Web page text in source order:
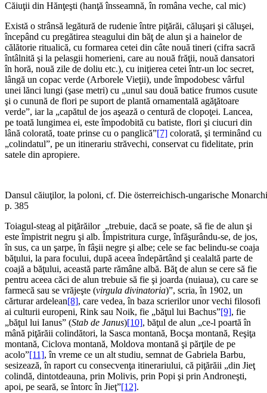
Căiuţii din Hănţeşti (hanţă însseamnă, în româna veche, cal mic)
Există o strânsă legătură de rudenie între piţărăi, căluşari şi căluşei,
începând cu pregătirea steagului din băţ de alun şi a hainelor de
călătorie ritualică, cu formarea cetei din câte nouă tineri (cifra sacră
întâlnită şi la pelasgii homerieni, care au nouă frăţii, nouă dansatori
în horă, nouă zile de doliu etc.), cu iniţierea cetei într-un loc secret,
lângă un copac verde (Arborele Vieţii), unde împodobesc vârful
unei lănci lungi (şase metri) cu „unul sau două batice frumos cusute
şi o cunună de flori pe suport de plantă ornamentală agăţătoare
verde”, iar la „capătul de jos aşează o centură de clopoţei. Lancea,
pe toată lungimea ei, este împodobită cu batiste, flori şi ciucuri din
lână colorată, toate prinse cu o panglică”[7] colorată, şi terminând cu
„colindatul”, pe un itinerariu străvechi, conservat cu fidelitate, prin
satele din apropiere.
Dansul căiuţilor, la poloni, cf. Die österreichisch-ungarische
p. 385
Toiagul-steag al piţărăilor „trebuie, dacă se poate, să fie de alun şi
este împistrit negru şi alb. Împistritura curge, înfăşurându-se, de jos,
în sus, ca un şarpe, în fâşii negre şi albe; cele se fac belindu-se coaja
băţului, la para focului, după aceea îndepărtând şi cealaltă parte de
coajă a băţului, această parte rămâne albă. Băţ de alun se cere să fie
pentru aceea căci de alun trebuie să fie şi joarda (nuiaua), cu care se
farmecă sau se vrăjeşte (virgula divinatoria)”, scria, în 1902, un
cărturar ardelean[8], care vedea, în baza scrierilor unor vechi filosofi
ai culturii europeni, Rink sau Noik, fie „băţul lui Bachus”[9], fie
„băţul lui Ianus” (Stab de Janus)[10], băţul de alun „ce-l poartă în
mână piţărăii colindători, la Sasca montană, Bocşa montană, Reşiţa
montană, Ciclova montană, Moldova montană şi părţile de pe
acolo”[11], în vreme ce un alt studiu, semnat de Gabriela Barbu,
sesizează, în raport cu consecvenţa itinerariului, că piţărăii „din Jieţ
colindă, dintotdeauna, prin Molivis, prin Popi şi prin Androneşti,
apoi, pe seară, se întorc în Jieţ”[12].